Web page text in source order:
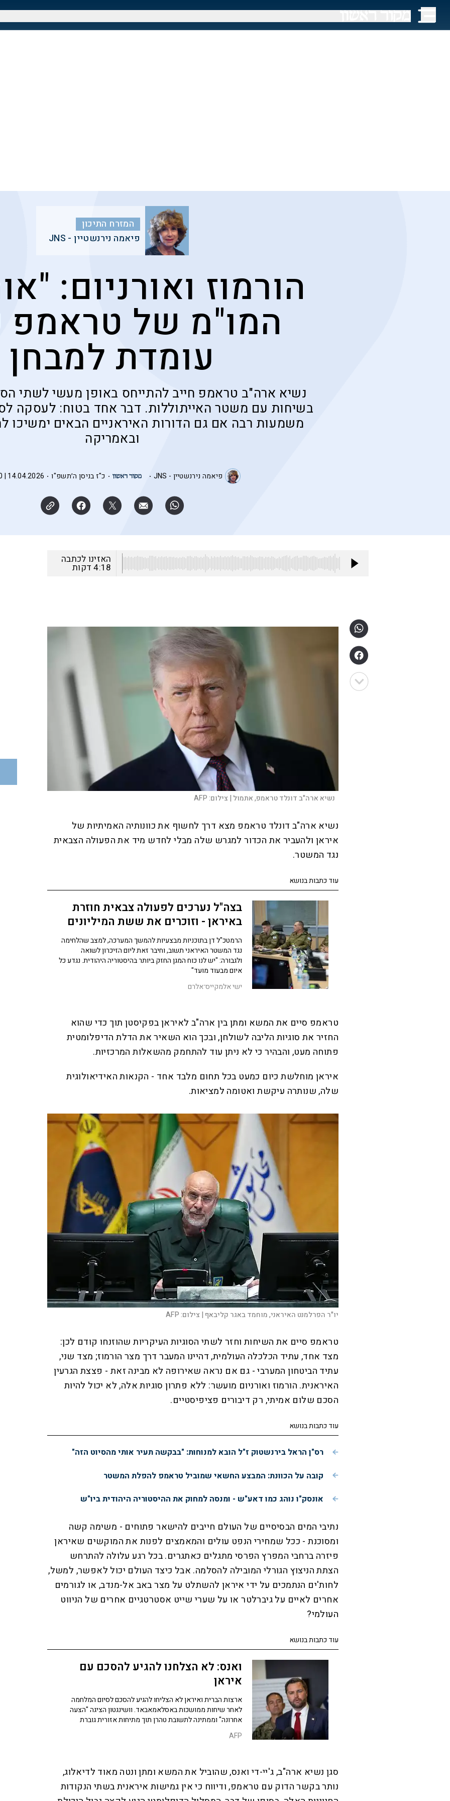
המזרח התיכון
פיאמה נירנשטיין - JNS
הורמוז ואורניום:
המו"מ של טראמפ
עומדת למבחן
נשיא ארה"ב טראמפ חייב להתייחס באופן מעשי לשתי
בשיחות עם משטר האייתוללות. דבר אחד בטוח: לעסקה
משמעות רבה אם גם הדורות האיראניים הבאים ימשיכו
ובאמריקה
פיאמה נירנשטיין - JNS כ"ז בניסן ה׳תשפ"ו 14.04.2026 | 11:40
האזינו לכתבה
4:18דקות
נשיא ארה"ב דונלד טראמפ, אתמול | צילום:AFP
נשיא ארה"ב דונלד טראמפ מצא דרך לחשוף את כוונותיה האמיתיות של
איראן ולהעביר את הכדור למגרש שלה מבלי לחדש מיד את הפעולה הצבאית
נגד המשטר.
עוד כתבות בנושא
בצה"ל נערכים לפעולה צבאית חוזרת
באיראן - וזוכרים את ששת המיליונים
הרמטכ"ל דן בתוכניות מבצעיות להמשך המערכה, למצב שהלחימה
נגד המשטר האיראני תשוב, וחיבר זאת ליום הזיכרון לשואה
ולגבורה: "יש לנו כוח המגן החזק ביותר בהיסטוריה היהודית. נגדע כל
איום מבעוד מועד"
ישי אלמקייס־אלרם
טראמפ סיים את המשא ומתן בין ארה"ב לאיראן בפקיסטן תוך כדי שהוא
החזיר את סוגיות הליבה לשולחן, ובכך הוא השאיר את הדלת הדיפלומטית
פתוחה מעט, והבהיר כי לא ניתן עוד להתחמק מהשאלות המרכזיות.
איראן מוחלשת כיום כמעט בכל תחום מלבד אחד - הקנאות האידיאולוגית
שלה, שנותרה עיקשת ואטומה למציאות.
יו"ר הפרלמנט האיראני, מוחמד באגר קליבאף | צילום:AFP
טראמפ סיים את השיחות וחזר לשתי הסוגיות העיקריות שהוזנחו קודם לכן:
מצד אחד, עתיד הכלכלה העולמית, דהיינו המעבר דרך מצר הורמוז; מצד שני,
עתיד הביטחון המערבי - גם אם נראה שאירופה לא מבינה זאת - פצצת הגרעין
האיראנית. הורמוז ואורניום מועשר: ללא פתרון סוגיות אלה, לא יכול להיות
הסכם שלום אמיתי, רק דיבורים פציפיסטיים.
עוד כתבות בנושא
רס"ן הראל בירנשטוק ז"ל הובא למנוחות: "בבקשה תעיר אותי מהסיוט הזה"
קובה על הכוונת: המבצע החשאי שמוביל טראמפ להפלת המשטר
אונסק"ו נוהג כמו דאע"ש - ומנסה למחוק את ההיסטוריה היהודית ביו"ש
נתיבי המים הבסיסיים של העולם חייבים להישאר פתוחים - משימה קשה
ומסוכנת - ככל שמחירי הנפט עולים והמאמצים לפנות את המוקשים שאיראן
פיזרה ברחבי המפרץ הפרסי מתגלים כאתגרים. בכל רגע עלולה להתרחש
הצתת הניצוץ הגורלי המובילה להסלמה. אבל כיצד העולם יכול לאפשר, למשל,
לחות'ים הנתמכים על ידי איראן להשתלט על מצר באב אל-מנדב, או לגורמים
אחרים לאיים על גיברלטר או על שערי שייט אסטרטגיים אחרים של הניווט
העולמי?
עוד כתבות בנושא
ואנס: לא הצלחנו להגיע להסכם עם
איראן
ארצות הברית ואיראן לא הצליחו להגיע להסכם לסיום המלחמה
לאחר שיחות ממושכות באסלאמאבאד. וושינגטון הציגה "הצעה
אחרונה" וממתינה לתשובת טהרן תוך מתיחות אזורית גוברת
AFP
סגן נשיא ארה"ב, ג'יי-די ואנס, שהוביל את המשא ומתן ונטה מאוד לדיאלוג,
נותר בקשר הדוק עם טראמפ, ודיווח כי אין גמישות איראנית בשתי הנקודות